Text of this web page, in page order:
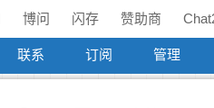
博问 闪存 赞助商
联系 订阅 管理